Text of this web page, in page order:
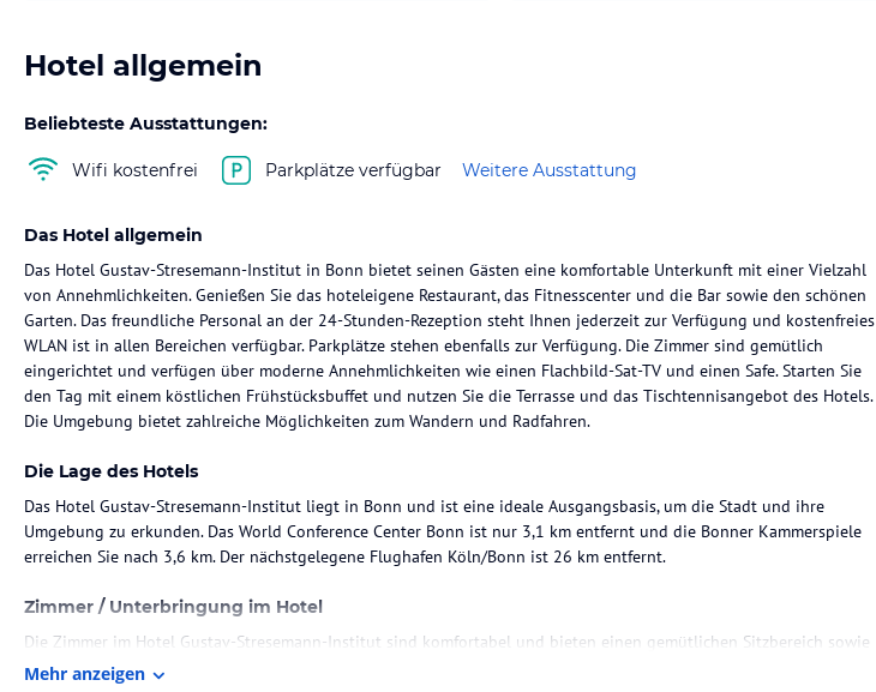
Hotel allgemein
Beliebteste Ausstattungen:
Wifi kostenfrei Parkplätze verfügbar Weitere Ausstattung
Das Hotel allgemein
Das Hotel Gustav-Stresemann-Institut in Bonn bietet seinen Gästen eine komfortable Unterkunft mit einer Vielzahl
von Annehmlichkeiten. Genießen Sie das hoteleigene Restaurant, das Fitnesscenter und die Bar sowie den schönen
Garten. Das freundliche Personal an der 24-Stunden-Rezeption steht Ihnen jederzeit zur Verfügung und kostenfreies
WLAN ist in allen Bereichen verfügbar. Parkplätze stehen ebenfalls zur Verfügung. Die Zimmer sind gemütlich
eingerichtet und verfügen über moderne Annehmlichkeiten wie einen Flachbild-Sat-TV und einen Safe. Starten Sie
den Tag mit einem köstlichen Frühstücksbuffet und nutzen Sie die Terrasse und das Tischtennisangebot des Hotels.
Die Umgebung bietet zahlreiche Möglichkeiten zum Wandern und Radfahren.
Die Lage des Hotels
Das Hotel Gustav-Stresemann-Institut liegt in Bonn und ist eine ideale Ausgangsbasis, um die Stadt und ihre
Umgebung zu erkunden. Das World Conference Center Bonn ist nur 3,1 km entfernt und die Bonner Kammerspiele
erreichen Sie nach 3,6 km. Der nächstgelegene Flughafen Köln/Bonn ist 26 km entfernt.
Zimmer / Unterbringung im Hotel
Die Zimmer im Hotel Gustav-Stresemann-Institut sind komfortabel und bieten einen gemütlichen Sitzbereich sowie
einen Flachbild-Sat-TV. Ein Safe und ein eigenes Badezimmer mit Dusche, Haartrockner und kostenlosen
Mehr anzeigen